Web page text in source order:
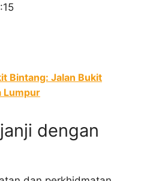
Bintang: Jalan Bukit
Lumpur
dengan